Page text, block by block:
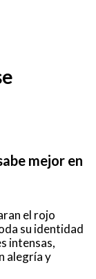
mejor en
el rojo
su identidad
intensas,
alegría y